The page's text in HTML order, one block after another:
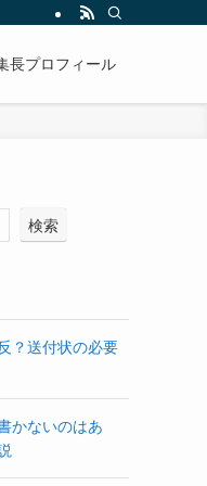
長プロフィール
検索
？送付状の必要
かないのはあ